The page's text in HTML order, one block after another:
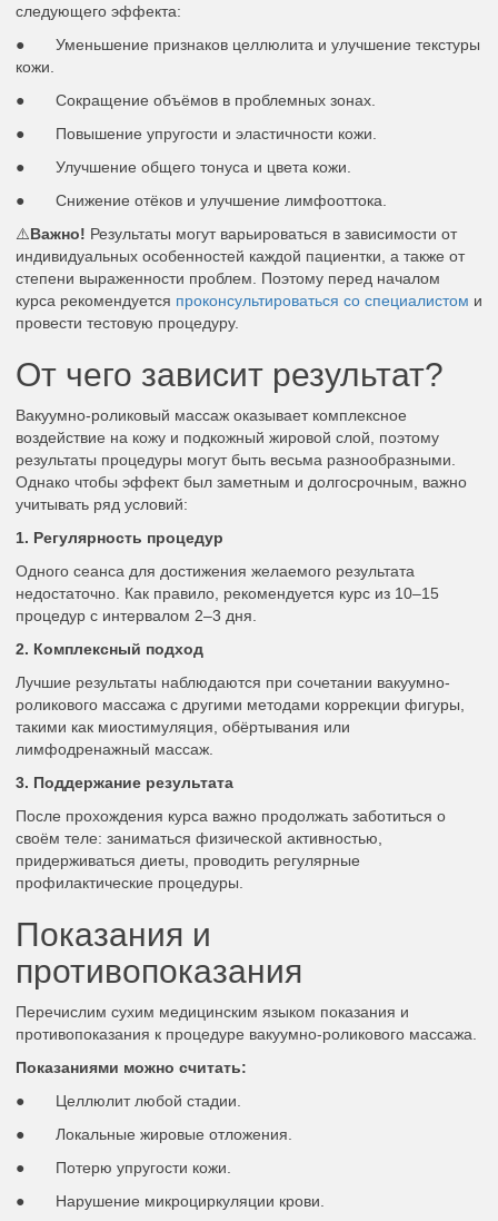
следующего эффекта:
● Уменьшение признаков целлюлита и улучшение текстуры
кожи.
● Сокращение объёмов в проблемных зонах.
● Повышение упругости и эластичности кожи.
● Улучшение общего тонуса и цвета кожи.
● Снижение отёков и улучшение лимфооттока.
⚠️Важно! Результаты могут варьироваться в зависимости от
индивидуальных особенностей каждой пациентки, а также от
степени выраженности проблем. Поэтому перед началом
курса рекомендуется проконсультироваться со специалистом и
провести тестовую процедуру.
От чего зависит результат?
Вакуумно-роликовый массаж оказывает комплексное
воздействие на кожу и подкожный жировой слой, поэтому
результаты процедуры могут быть весьма разнообразными.
Однако чтобы эффект был заметным и долгосрочным, важно
учитывать ряд условий:
1. Регулярность процедур
Одного сеанса для достижения желаемого результата
недостаточно. Как правило, рекомендуется курс из 10–15
процедур с интервалом 2–3 дня.
2. Комплексный подход
Лучшие результаты наблюдаются при сочетании вакуумно-
роликового массажа с другими методами коррекции фигуры,
такими как миостимуляция, обёртывания или
лимфодренажный массаж.
3. Поддержание результата
После прохождения курса важно продолжать заботиться о
своём теле: заниматься физической активностью,
придерживаться диеты, проводить регулярные
профилактические процедуры.
Показания и
противопоказания
Перечислим сухим медицинским языком показания и
противопоказания к процедуре вакуумно-роликового массажа.
Показаниями можно считать:
● Целлюлит любой стадии.
● Локальные жировые отложения.
● Потерю упругости кожи.
● Нарушение микроциркуляции крови.